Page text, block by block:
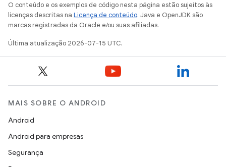
O conteúdo e os exemplos de código nesta página estão sujeitos às
licenças descritas na Licença de conteúdo. Java e OpenJDK são
marcas registradas da Oracle e/ou suas afiliadas.
Última atualização 2026-07-15 UTC.
MAIS SOBRE O ANDROID
Android
Android para empresas
Segurança